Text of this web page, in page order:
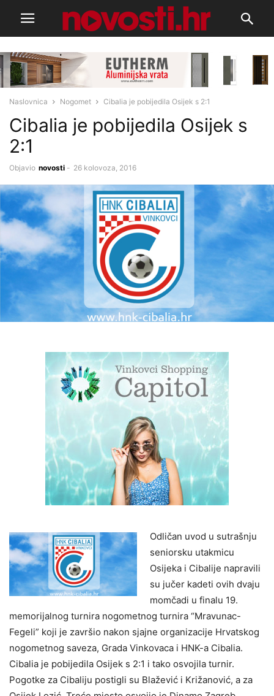
Naslovnica Nogomet Cibalia je pobijedila Osijek s 2:1
Cibalia je pobijedila Osijek s
2:1
Objavio novosti - 26 kolovoza, 2016
Odličan uvod u sutrašnju
seniorsku utakmicu
Osijeka i Cibalije napravili
su jučer kadeti ovih dvaju
momčadi u finalu 19.
memorijalnog turnira nogometnog turnira “Mravunac-
Fegeli” koji je završio nakon sjajne organizacije Hrvatskog
nogometnog saveza, Grada Vinkovaca i HNK-a Cibalia.
Cibalia je pobijedila Osijek s 2:1 i tako osvojila turnir.
Pogotke za Cibaliju postigli su Blažević i Križanović, a za